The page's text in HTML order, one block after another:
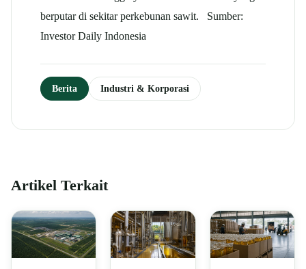
berputar di sekitar perkebunan sawit. Sumber:
Investor Daily Indonesia
Berita Industri & Korporasi
Artikel Terkait